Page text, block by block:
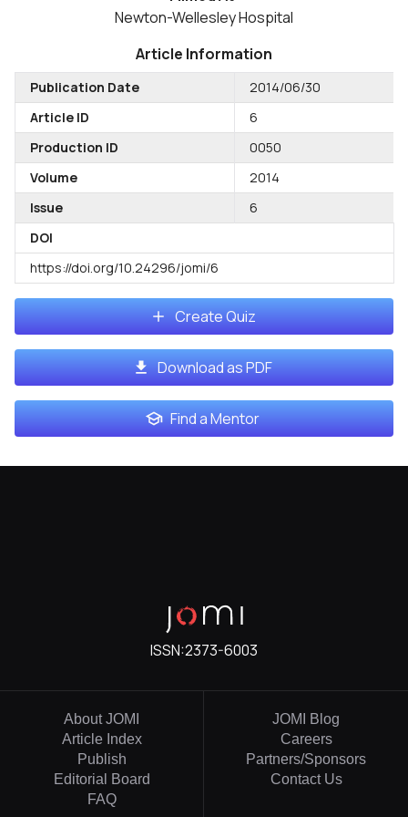
Newton-Wellesley Hospital
Article Information
Publication Date
2014/06/30
Article ID
6
Production ID
0050
Volume
2014
Issue
6
DOI
https://doi.org/10.24296/jomi/6
Create Quiz
Download as PDF
Find a Mentor
ISSN:2373-6003
About JOMI
Article Index
Publish
Editorial Board
FAQ
JOMI Blog
Careers
Partners/Sponsors
Contact Us